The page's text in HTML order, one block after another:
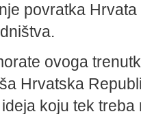
povratka
ovoga
Hrvatska
koju tek